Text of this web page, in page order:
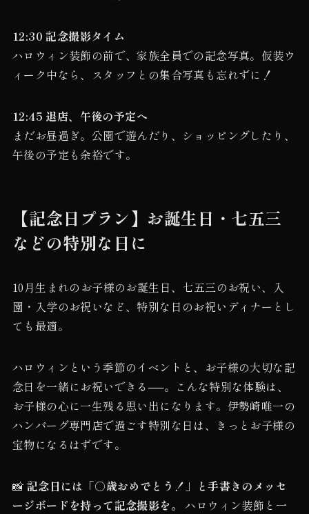
12:30 記念撮影タイム
ハロウィン装飾の前で、家族全員での記念写真。仮装ウ
ィーク中なら、スタッフとの集合写真も忘れずに！
12:45 退店、午後の予定へ
まだお昼過ぎ。公園で遊んだり、ショッピングしたり、
午後の予定も余裕です。
【記念日プラン】お誕生日・七五三
などの特別な日に
10月生まれのお子様のお誕生日、七五三のお祝い、入
園・入学のお祝いなど、特別な日のお祝いディナーとし
ても最適。
ハロウィンという季節のイベントと、お子様の大切な記
念日を一緒にお祝いできる──。こんな特別な体験は、
お子様の心に一生残る思い出になります。伊勢崎唯一の
ハンバーグ専門店で過ごす特別な日は、きっとお子様の
宝物になるはずです。
📸 記念日には「○歳おめでとう！」と手書きのメッセ
ージボードを持って記念撮影を。 ハロウィン装飾と一